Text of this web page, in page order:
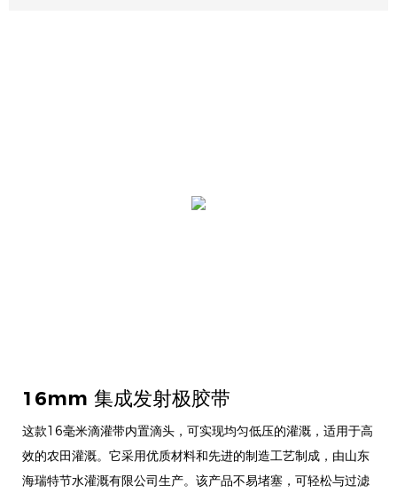
16mm 集成发射极胶带
这款16毫米滴灌带内置滴头，可实现均匀低压的灌溉，适用于高
效的农田灌溉。它采用优质材料和先进的制造工艺制成，由山东
海瑞特节水灌溉有限公司生产。该产品不易堵塞，可轻松与过滤